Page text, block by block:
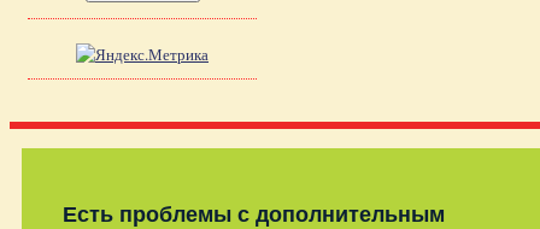
Есть проблемы с дополнительным